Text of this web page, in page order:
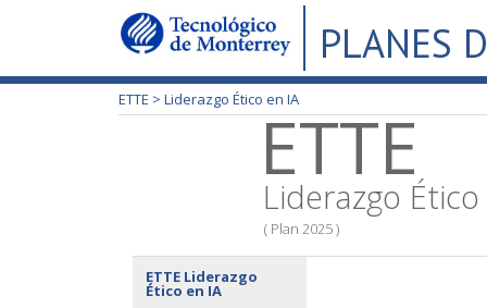
PLANES
ETTE > Liderazgo Ético en IAETTE
Liderazgo
( Plan 2025 )
ETTE Liderazgo
Ético en IA